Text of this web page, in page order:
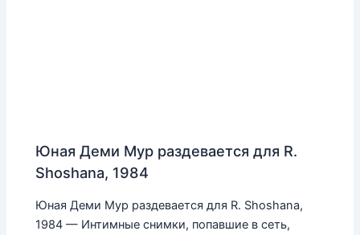
Юная Деми Мур раздевается для R.
Shoshana, 1984
Юная Деми Мур раздевается для R. Shoshana,
1984 — Интимные снимки, попавшие в сеть,